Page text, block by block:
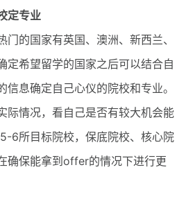
定专业
的国家有英国、澳洲、新西兰、
定希望留学的国家之后可以结合自
信息确定自己心仪的院校和专业。
际情况，看自己是否有较大机会能
6所目标院校，保底院校、核心院
确保能拿到offer的情况下进行更